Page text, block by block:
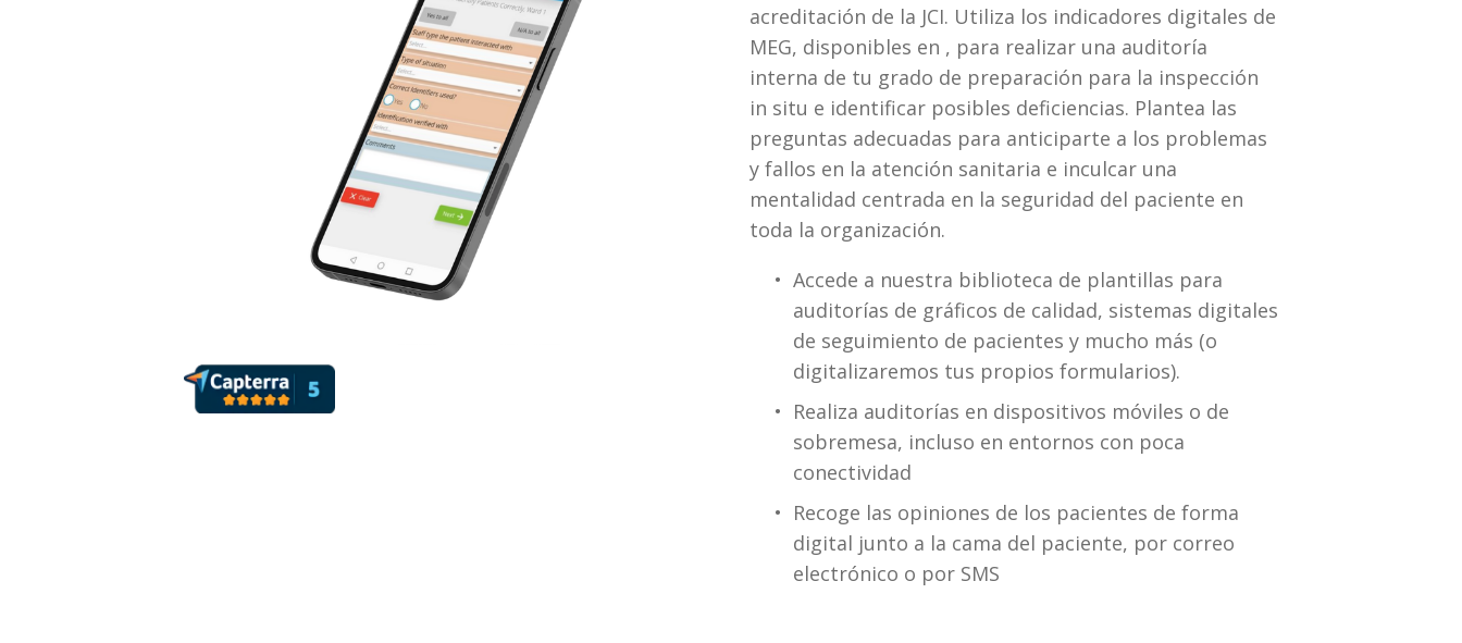
acreditación de la JCI. Utiliza los indicadores digitales de
MEG, disponibles en , para realizar una auditoría
interna de tu grado de preparación para la inspección
in situ e identificar posibles deficiencias. Plantea las
preguntas adecuadas para anticiparte a los problemas
y fallos en la atención sanitaria e inculcar una
mentalidad centrada en la seguridad del paciente en
toda la organización.
Accede a nuestra biblioteca de plantillas para
auditorías de gráficos de calidad, sistemas digitales
de seguimiento de pacientes y mucho más (o
digitalizaremos tus propios formularios).
Realiza auditorías en dispositivos móviles o de
sobremesa, incluso en entornos con poca
conectividad
Recoge las opiniones de los pacientes de forma
digital junto a la cama del paciente, por correo
electrónico o por SMS